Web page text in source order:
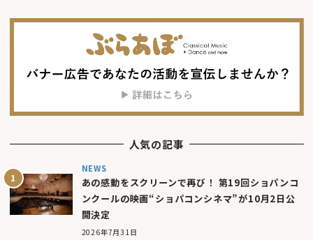
人気の記事
NEWS
あの感動をスクリーンで再び！ 第19回ショパンコ
ンクールの映画“ショパコンシネマ”が10月2日公
開決定
2026年7月31日